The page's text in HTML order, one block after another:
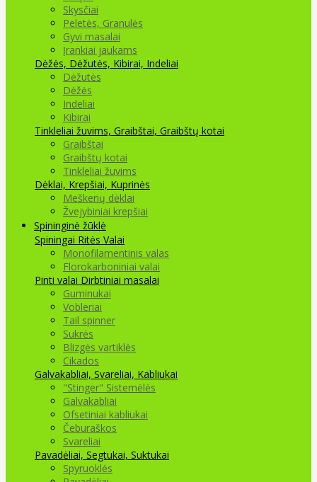
Skysčiai
Peletės, Granulės
Gyvi masalai
Įrankiai jaukams
Dėžės, Dėžutės, Kibirai, Indeliai
Dėžutės
Dėžės
Indeliai
Kibirai
Tinkleliai žuvims, Graibštai, Graibštų kotai
Graibštai
Graibštų kotai
Tinkleliai žuvims
Dėklai, Krepšiai, Kuprinės
Meškerių dėklai
Žvejybiniai krepšiai
Spininginė žūklė
Spiningai Ritės Valai
Monofilamentinis valas
Florokarboniniai valai
Pinti valai Dirbtiniai masalai
Guminukai
Vobleriai
Tail spinner
Sukrės
Blizgės vartiklės
Cikados
Galvakabliai, Svareliai, Kabliukai
"Stinger" Sistemėlės
Galvakabliai
Ofsetiniai kabliukai
Čeburaškos
Svareliai
Pavadėliai, Segtukai, Suktukai
Spyruoklės